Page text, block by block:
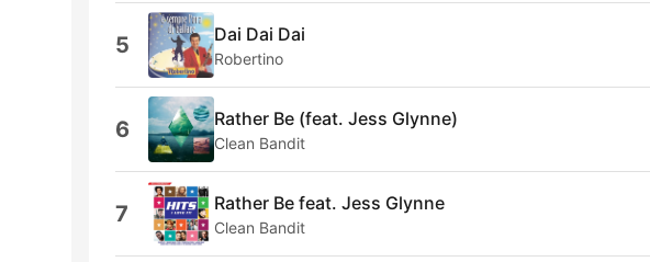
5 Dai Dai Dai
Robertino
6 Rather Be (feat. Jess Glynne)
Clean Bandit
7 Rather Be feat. Jess Glynne
Clean Bandit